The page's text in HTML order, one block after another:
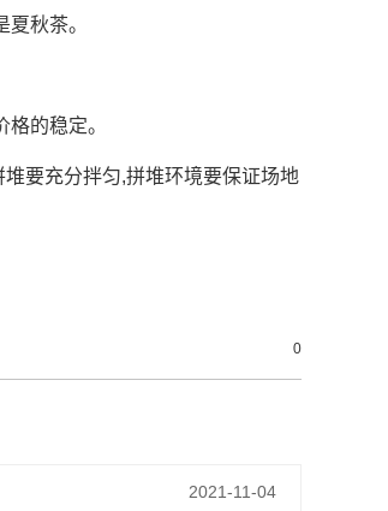
秋茶。
的稳定。
要充分拌匀,拼堆环境要保证场地
0
2021-11-04